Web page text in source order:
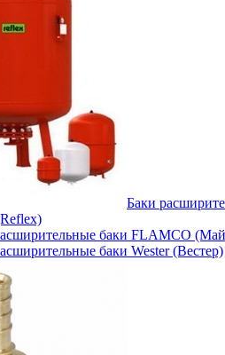
Баки
баки FLAMCO
баки Wester (Вестер)